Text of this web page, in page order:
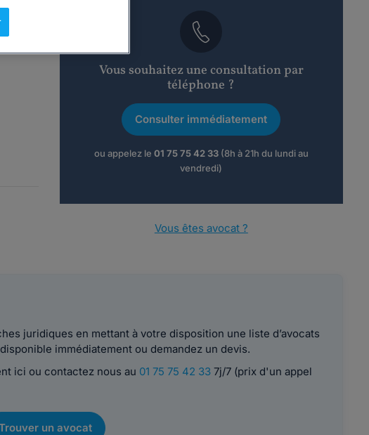
Vous souhaitez une consultation par
téléphone ?
Consulter immédiatement
ou appelez le 01 75 75 42 33(8h à 21h du lundi au
vendredi)
Vous êtes avocat ?
juridiques en mettant à votre disposition une liste d’avocats
immédiatement ou demandez un devis.
ici ou contactez nous au 01 75 75 42 337j/7 (prix d'un appel
un avocat